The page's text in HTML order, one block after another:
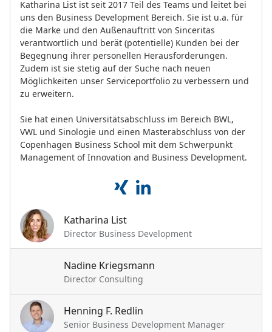
Katharina List ist seit 2017 Teil des Teams und leitet bei
uns den Business Development Bereich. Sie ist u.a. für
die Marke und den Außenauftritt von Sinceritas
verantwortlich und berät (potentielle) Kunden bei der
Begegnung ihrer personellen Herausforderungen.
Zudem ist sie stetig auf der Suche nach neuen
Möglichkeiten unser Serviceportfolio zu verbessern und
zu erweitern.
Sie hat einen Universitätsabschluss im Bereich BWL,
VWL und Sinologie und einen Masterabschluss von der
Copenhagen Business School mit dem Schwerpunkt
Management of Innovation and Business Development.
Katharina List
Director Business Development
Nadine Kriegsmann
Director Consulting
Henning F. Redlin
Senior Business Development Manager